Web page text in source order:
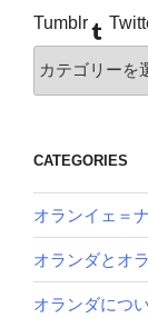
Tumblr
カ
テ
CATEGORIES
オランイェ＝
オランダとオ
オランダにつ